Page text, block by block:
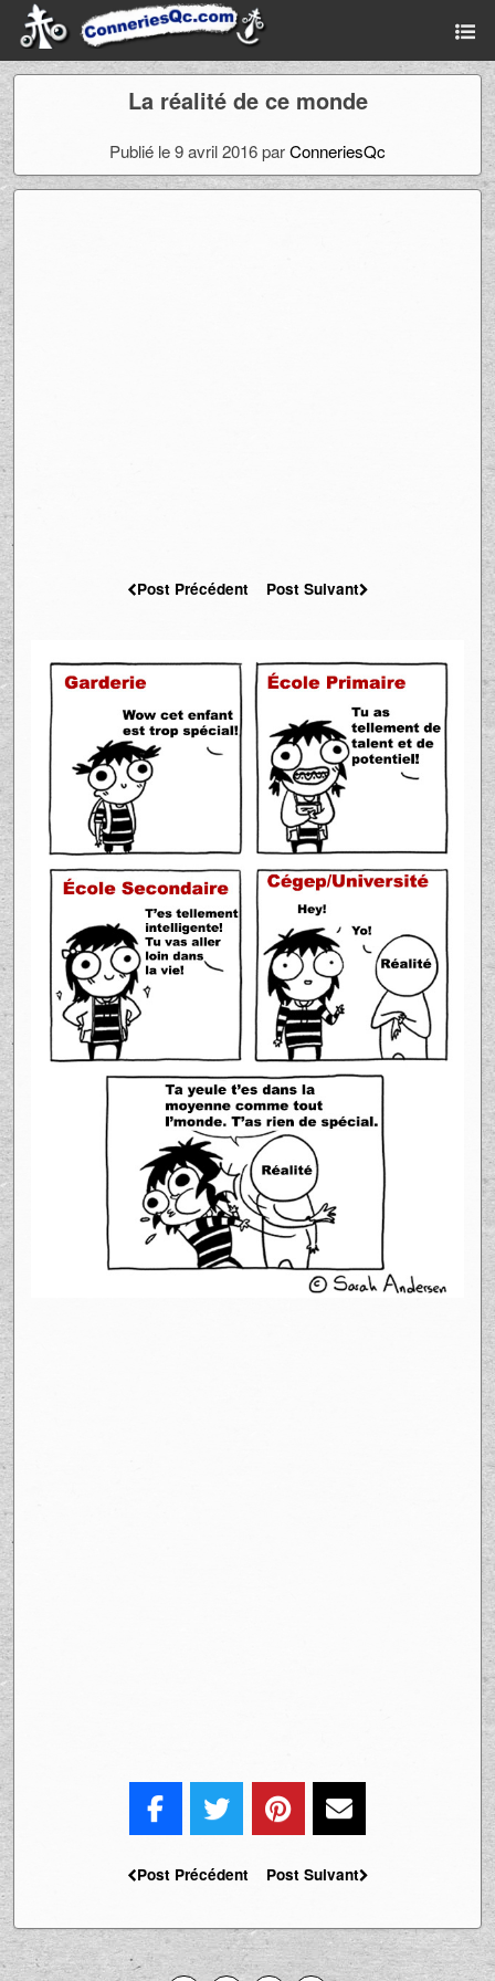
La réalité de ce monde
Publié le 9 avril 2016 parConneriesQc
Post Précédent Post Suivant
Post Précédent Post Suivant